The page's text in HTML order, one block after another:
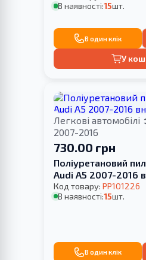
В наявності:15шт.
В один клік
У
Легкові автомобілі
2007-2016
730.00 грн
Поліуретановий
Audi A5 2007-2016
Код товару: PP101226
В наявності:15шт.
В один клік